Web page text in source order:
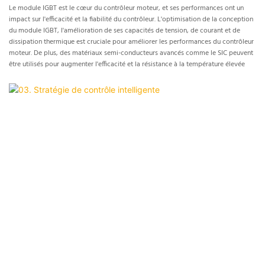
Le module IGBT est le cœur du contrôleur moteur, et ses performances ont un
impact sur l'efficacité et la fiabilité du contrôleur. L'optimisation de la conception
du module IGBT, l'amélioration de ses capacités de tension, de courant et de
dissipation thermique est cruciale pour améliorer les performances du contrôleur
moteur. De plus, des matériaux semi-conducteurs avancés comme le SIC peuvent
être utilisés pour augmenter l'efficacité et la résistance à la température élevée